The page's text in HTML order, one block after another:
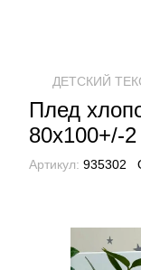
ДЕТСКИЙ
Плед
80х100+/-
Артикул: 935302